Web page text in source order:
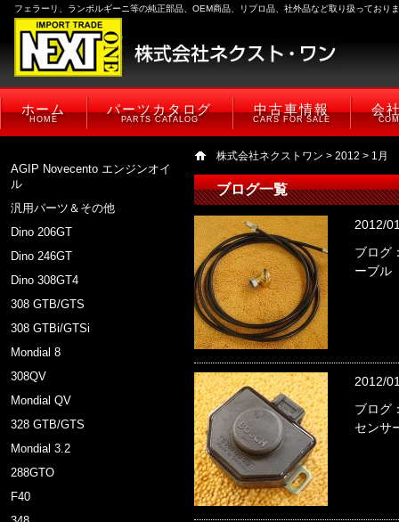
フェラーリ、ランボルギーニ等の純正部品、OEM商品、リプロ品、社外品など取り扱っており
ホーム
HOME
パーツカタログ
PARTS CATALOG
中古車情報
CARS FOR SALE
会
AGIP Novecento エンジンオイ
ル
汎用パーツ＆その他
Dino 206GT
Dino 246GT
Dino 308GT4
308 GTB/GTS
308 GTBi/GTSi
Mondial 8
308QV
Mondial QV
328 GTB/GTS
Mondial 3.2
288GTO
F40
株式会社ネクストワン > 2012 > 1月
ブログ一覧
2012/
ブログ
ーブル
2012/
ブログ
センサ